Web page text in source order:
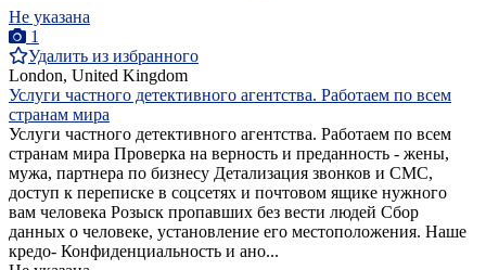
Не указана
1
Удалить из избранного
London, United Kingdom
Услуги частного детективного агентства. Работаем по всем
странам мира
Услуги частного детективного агентства. Работаем по всем
странам мира Проверка на верность и преданность - жены,
мужа, партнера по бизнесу Детализация звонков и СМС,
доступ к переписке в соцсетях и почтовом ящике нужного
вам человека Розыск пропавших без вести людей Сбор
данных о человеке, установление его местоположения. Наше
кредо- Конфиденциальность и ано...